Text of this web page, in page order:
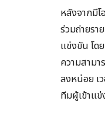
หลังจากมี
ร่วมถ่ายรา
แข่งขัน โด
ความสาม
ลงหน่อย เ
ทีมผู้เข้าแ